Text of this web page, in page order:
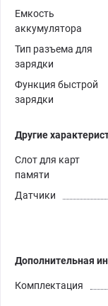
Емкость
аккумулятора
Тип разъема для
зарядки
Функция быстрой
зарядки
Другие
Слот для карт
памяти
Датчики
Дополнительная
Комплектация